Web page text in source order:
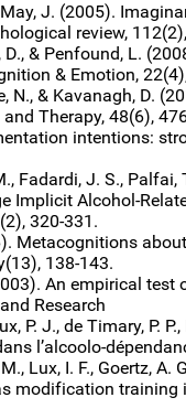
J. (2005).
review,
D., & Penfound, L.
& Emotion,
N., & Kavanagh, D.
Therapy, 48(6),
intentions:
Fadardi, J. S.,
Implicit
320-331.
Metacognitions
138-143.
An empirical
Research
P. J., de Timary, P.
l’alcoolo-
Lux, I. F., Goertz, A.
modification training